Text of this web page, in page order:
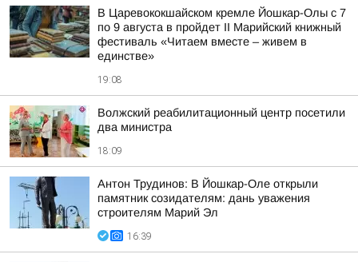
В Царевококшайском кремле Йошкар-Олы с 7
по 9 августа в пройдет II Марийский книжный
фестиваль «Читаем вместе – живем в
единстве»
19:08
Волжский реабилитационный центр посетили
два министра
18:09
Антон Трудинов: В Йошкар-Оле открыли
памятник созидателям: дань уважения
строителям Марий Эл
16:39